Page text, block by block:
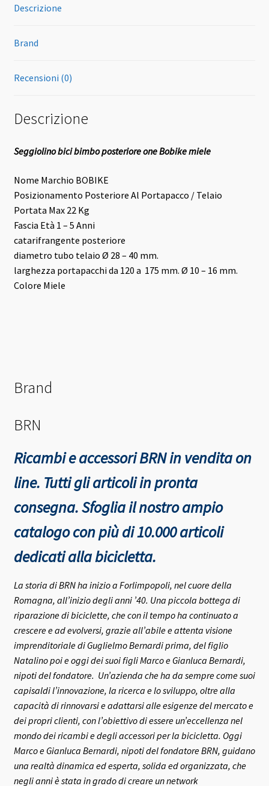
Descrizione
Brand
Recensioni (0)
Descrizione
Seggiolino bici bimbo posteriore one Bobike miele
Nome Marchio BOBIKE
Posizionamento Posteriore Al Portapacco / Telaio
Portata Max 22 Kg
Fascia Età 1 – 5 Anni
catarifrangente posteriore
diametro tubo telaio Ø 28 – 40 mm.
larghezza portapacchi da 120 a 175 mm. Ø 10 – 16 mm.
Colore Miele
Brand
BRN
Ricambi e accessori BRN in vendita on
line. Tutti gli articoli in pronta
consegna.Sfoglia il nostro ampio
catalogo con più di 10.000 articoli
dedicati alla bicicletta.
La storia di BRN ha inizio a Forlimpopoli, nel cuore della
Romagna, all’inizio degli anni ’40. Una piccola bottega di
riparazione di biciclette, che con il tempo ha continuato a
crescere e ad evolversi, grazie all’abile e attenta visione
imprenditoriale di Guglielmo Bernardi prima, del figlio
Natalino poi e oggi dei suoi figli Marco e Gianluca Bernardi,
nipoti del fondatore. Un’azienda che ha da sempre come suoi
capisaldi l’innovazione, la ricerca e lo sviluppo, oltre alla
capacità di rinnovarsi e adattarsi alle esigenze del mercato e
dei propri clienti, con l’obiettivo di essere un’eccellenza nel
mondo dei ricambi e degli accessori per la bicicletta. Oggi
Marco e Gianluca Bernardi, nipoti del fondatore BRN, guidano
una realtà dinamica ed esperta, solida ed organizzata, che
negli anni è stata in grado di creare un network